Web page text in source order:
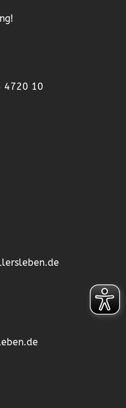
4720 10